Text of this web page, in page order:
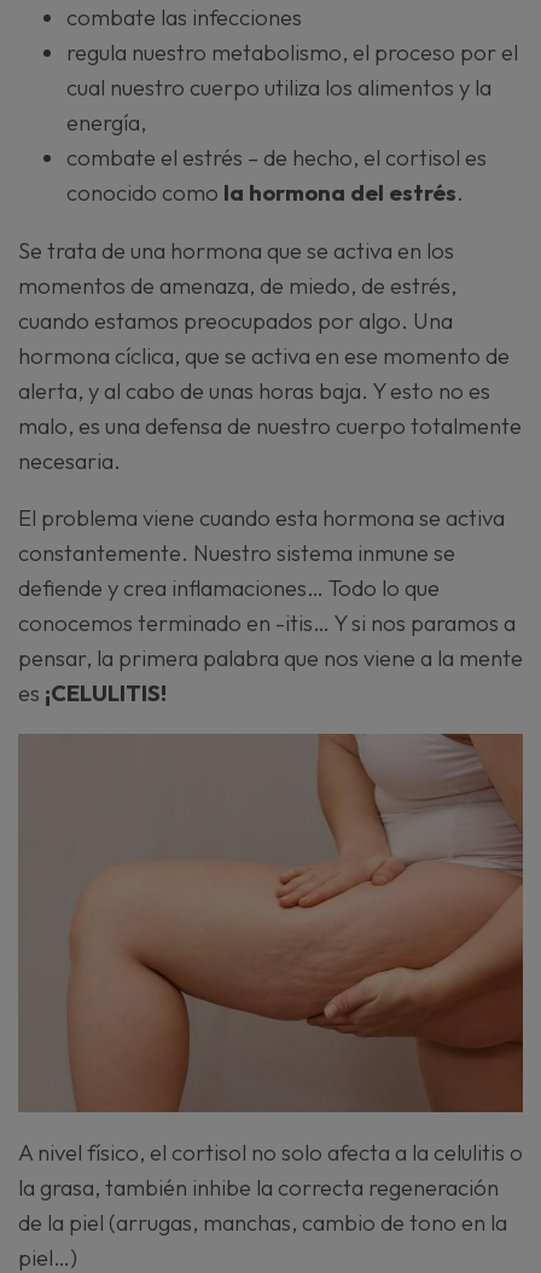
combate las infecciones
regula nuestro metabolismo, el proceso por el
cual nuestro cuerpo utiliza los alimentos y la
energía,
combate el estrés – de hecho, el cortisol es
conocido como la hormona del estrés.
Se trata de una hormona que se activa en los
momentos de amenaza, de miedo, de estrés,
cuando estamos preocupados por algo. Una
hormona cíclica, que se activa en ese momento de
alerta, y al cabo de unas horas baja. Y esto no es
malo, es una defensa de nuestro cuerpo totalmente
necesaria.
El problema viene cuando esta hormona se activa
constantemente. Nuestro sistema inmune se
defiende y crea inflamaciones… Todo lo que
conocemos terminado en -itis… Y si nos paramos a
pensar, la primera palabra que nos viene a la mente
es ¡CELULITIS!
A nivel físico, el cortisol no solo afecta a la celulitis o
la grasa, también inhibe la correcta regeneración
de la piel (arrugas, manchas, cambio de tono en la
piel…)